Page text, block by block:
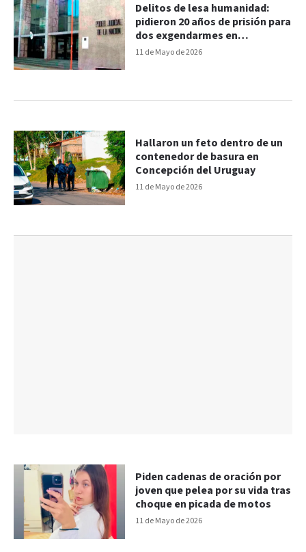
11 de Mayo de 2026
Delitos de lesa humanidad:
pidieron 20 años de prisión para
dos exgendarmes en
Concepción del Uruguay
11 de Mayo de 2026
Hallaron un feto dentro de un
contenedor de basura en
Concepción del Uruguay
11 de Mayo de 2026
Piden cadenas de oración por
joven que pelea por su vida tras
choque en picada de motos